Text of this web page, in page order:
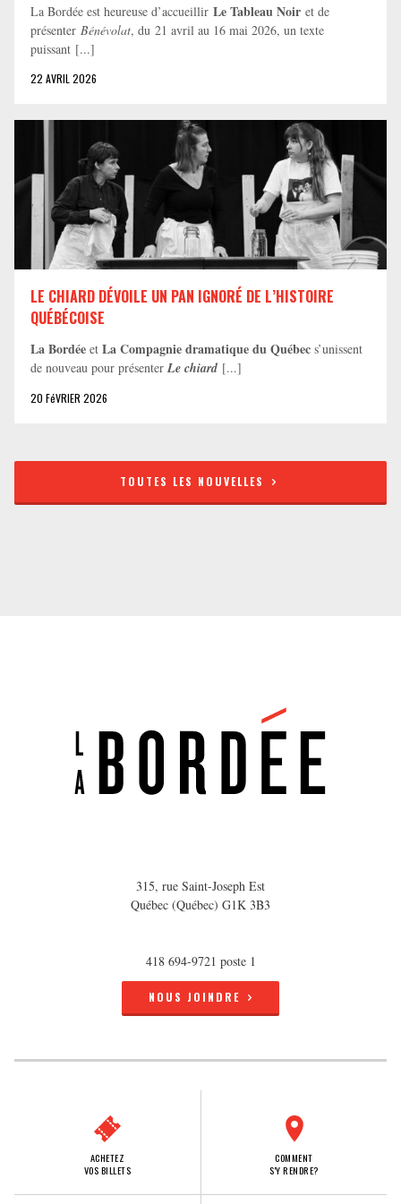
La Bordée est heureuse d’accueillir Le Tableau Noir et de
présenter Bénévolat, du 21 avril au 16 mai 2026, un texte
puissant [...]
22 AVRIL 2026
LE CHIARD DÉVOILE UN PAN IGNORÉ DE L’HISTOIRE
QUÉBÉCOISE
La Bordée et La Compagnie dramatique du Québec s’unissent
de nouveau pour présenter Le chiard [...]
20 FéVRIER 2026
TOUTES LES NOUVELLES
315, rue Saint-Joseph Est
Québec (Québec) G1K 3B3
418 694-9721 poste 1
NOUS JOINDRE
ACHETEZ
VOS BILLETS
COMMENT
S'Y RENDRE?